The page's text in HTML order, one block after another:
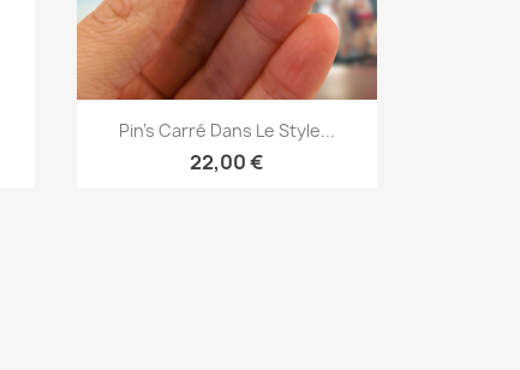
Aperçu rapide
Pin's Carré Dans Le Style...
22,00 €